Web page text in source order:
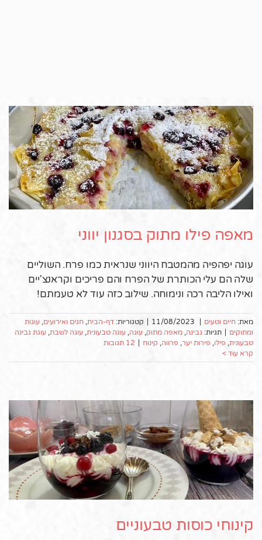
מאפה פילו מתוק בסגנון יווני
עוגה יפהפיה מהמטבח היווני שנראית כמו פרח. השוליים
שלה הם עלי הכותרת של הפרח והם פריכים וקראנצ'יים
ואילו הליבה רכה ונימוחה. שילוב כזה עוד לא טעמתם!
מאת: חיים וטעים 11/08/2023 קטגוריות: דף-הבית, חגים ואירועים, עוגות
ומתוקים
תגיות: גבינה, מאפה מתוק, עוגה, עוגה טבעונית, עוגה לשבת, עוגת גבינה
טבעונית, פילו, פירות יער, פרווה, קינוח
12 תגובות
קרא עוד >
קינוחי כוסות טבעוניים